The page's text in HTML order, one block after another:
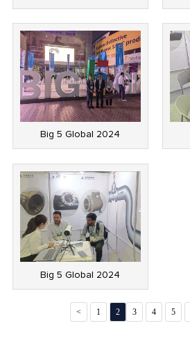
Big 5 Global 2024
Big 5 Global 2024
< 1 2 3 4 5